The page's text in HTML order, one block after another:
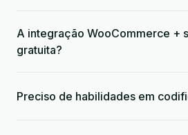
A integração WooCommerce +
gratuita?
Preciso de habilidades em